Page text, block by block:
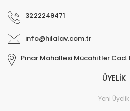
3222249471
info@hilalav.com.tr
Pınar Mahallesi Mücahitler
ÜYELİK
Yeni Üyelik